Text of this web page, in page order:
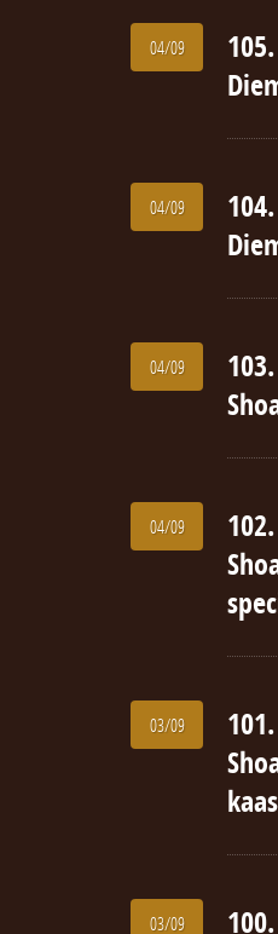
04/09
04/09
04/09
04/09
03/09
kaas
03/09